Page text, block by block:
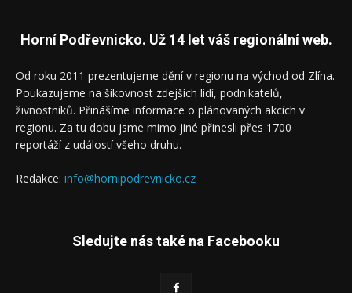
Horní Podřevnicko. Už 14 let váš regionální web.
Od roku 2011 prezentujeme dění v regionu na východ od Zlína.
Poukazujeme na šikovnost zdejších lidí, podnikatelů,
živnostníků. Přinášíme informace o plánovaných akcích v
regionu. Za tu dobu jsme mimo jiné přinesli přes 1700
reportáží z událostí všeho druhu.
Redakce: info@hornipodrevnicko.cz
Sledujte nás také na Facebooku